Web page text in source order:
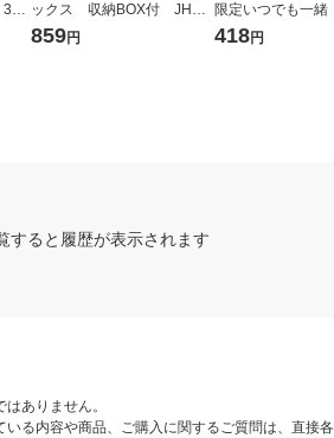
イ
ックス 収納BOX付 JHA-0
61 1個（小サイズ18個入）
859円
限定いつでも一
ゅんライトブルー
418円
すると履歴が表示されます
ありません。
る内容や商品、ご購入に関するご質問は、直接